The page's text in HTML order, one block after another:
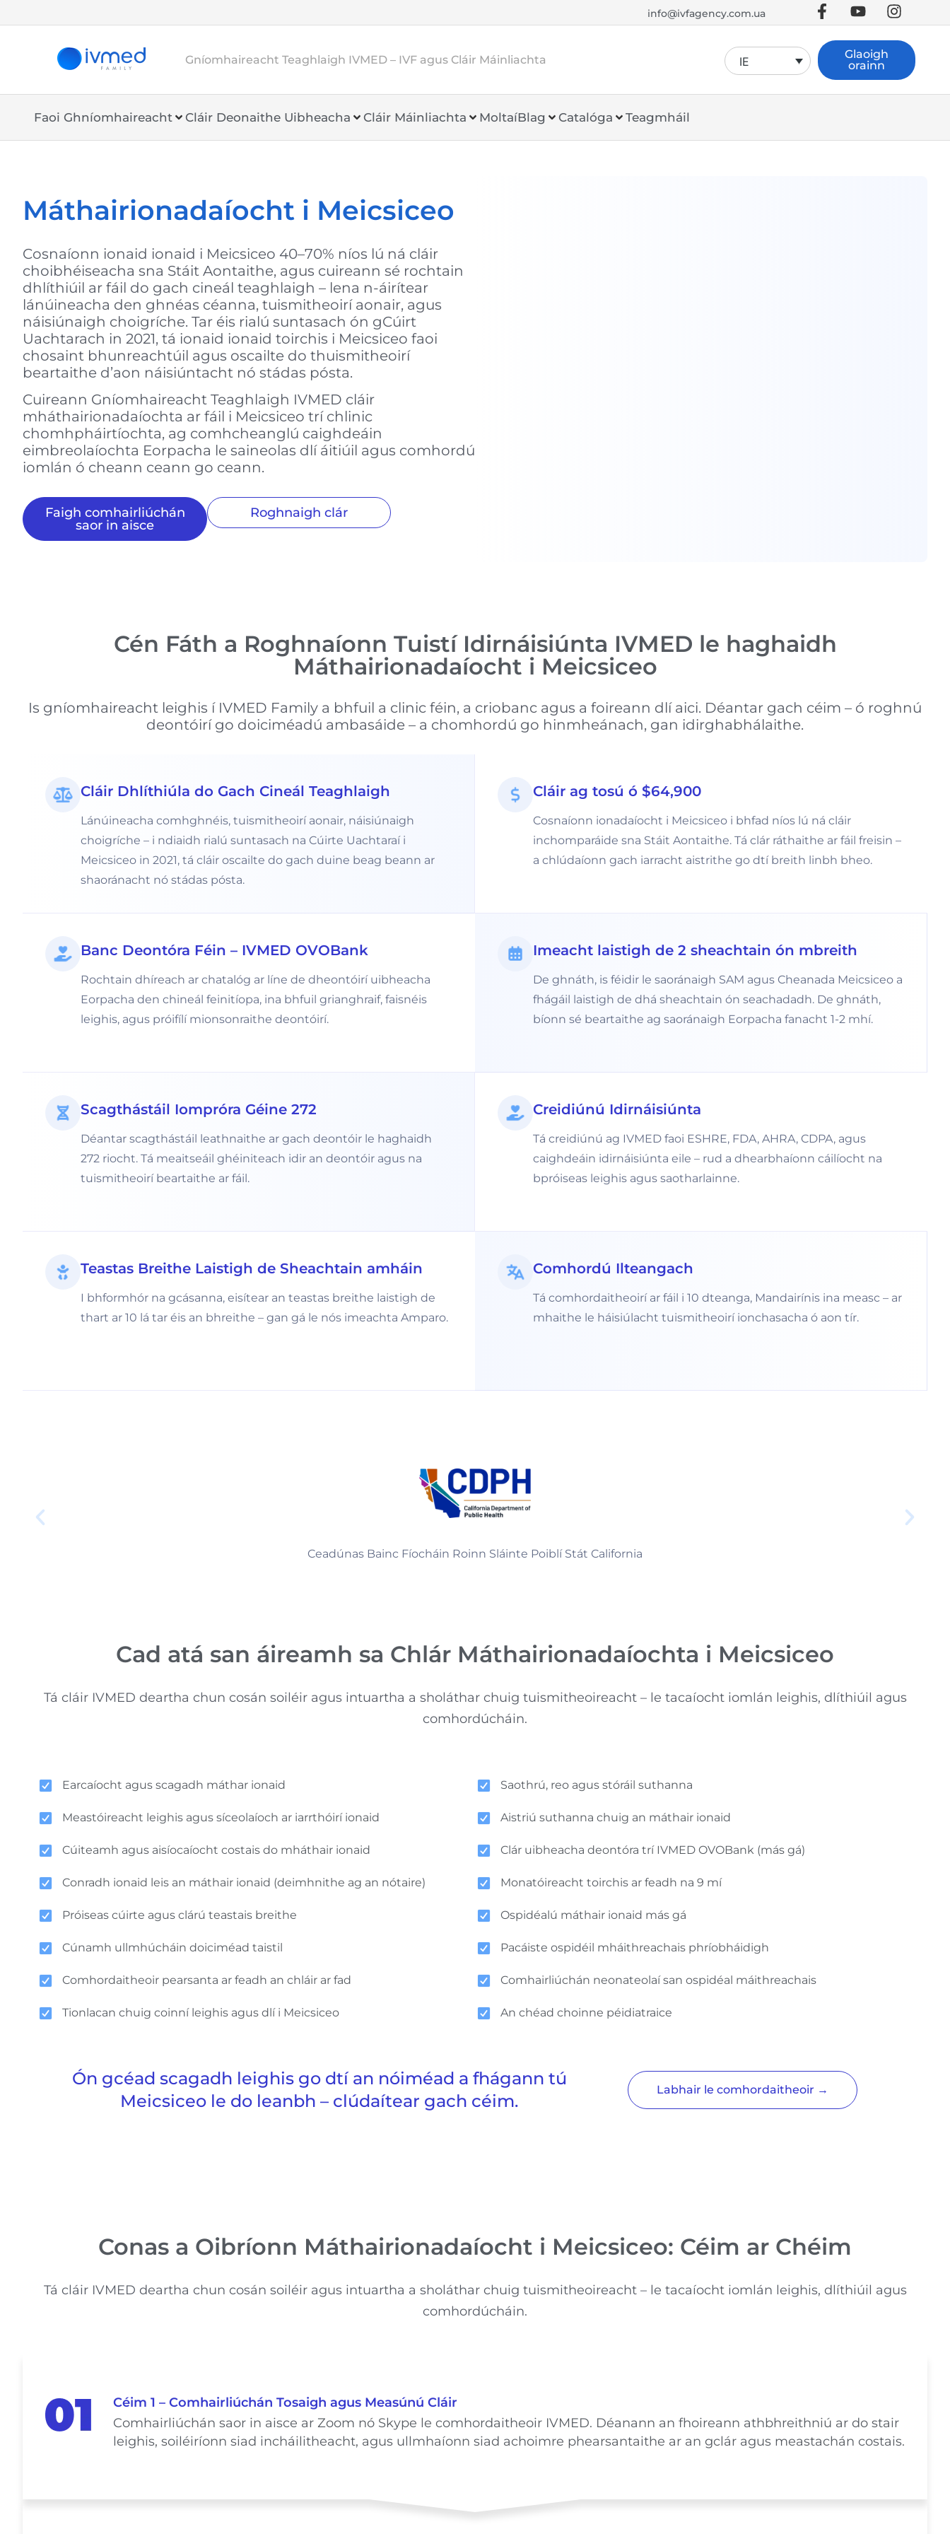
info@ivfagency.com.ua
Gníomhaireacht Teaghlaigh IVMED – IVF agus Cláir Máinliachta IE
Glaoigh
orainn
Faoi Ghníomhaireacht Cláir Deonaithe Uibheacha Cláir Máinliachta MoltaíBlag Catalóga Teagmháil
Máthairionadaíocht i Meicsiceo
Cosnaíonn ionaid ionaid i Meicsiceo 40–70% níos lú ná cláir
choibhéiseacha sna Stáit Aontaithe, agus cuireann sé rochtain
dhlíthiúil ar fáil do gach cineál teaghlaigh – lena n-áirítear
lánúineacha den ghnéas céanna, tuismitheoirí aonair, agus
náisiúnaigh choigríche. Tar éis rialú suntasach ón gCúirt
Uachtarach in 2021, tá ionaid ionaid toirchis i Meicsiceo faoi
chosaint bhunreachtúil agus oscailte do thuismitheoirí
beartaithe d’aon náisiúntacht nó stádas pósta.
Cuireann Gníomhaireacht Teaghlaigh IVMED cláir
mháthairionadaíochta ar fáil i Meicsiceo trí chlinic
chomhpháirtíochta, ag comhcheanglú caighdeáin
eimbreolaíochta Eorpacha le saineolas dlí áitiúil agus comhordú
iomlán ó cheann ceann go ceann.
Faigh comhairliúchán
saor in aisce
Roghnaigh clár
Cén Fáth a Roghnaíonn Tuistí Idirnáisiúnta IVMED le haghaidh
Máthairionadaíocht i Meicsiceo
Is gníomhaireacht leighis í IVMED Family a bhfuil a clinic féin, a criobanc agus a foireann dlí aici. Déantar gach céim – ó roghnú
deontóirí go doiciméadú ambasáide – a chomhordú go hinmheánach, gan idirghabhálaithe.
Cláir Dhlíthiúla do Gach Cineál Teaghlaigh
Lánúineacha comhghnéis, tuismitheoirí aonair, náisiúnaigh
choigríche – i ndiaidh rialú suntasach na Cúirte Uachtaraí i
Meicsiceo in 2021, tá cláir oscailte do gach duine beag beann ar
shaoránacht nó stádas pósta.
Cláir ag tosú ó $64,900
Cosnaíonn ionadaíocht i Meicsiceo i bhfad níos lú ná cláir
inchomparáide sna Stáit Aontaithe. Tá clár ráthaithe ar fáil freisin –
a chlúdaíonn gach iarracht aistrithe go dtí breith linbh bheo.
Banc Deontóra Féin – IVMED OVOBank
Rochtain dhíreach ar chatalóg ar líne de dheontóirí uibheacha
Eorpacha den chineál feinitíopa, ina bhfuil grianghraif, faisnéis
leighis, agus próifílí mionsonraithe deontóirí.
Imeacht laistigh de 2 sheachtain ón mbreith
De ghnáth, is féidir le saoránaigh SAM agus Cheanada Meicsiceo a
fhágáil laistigh de dhá sheachtain ón seachadadh. De ghnáth,
bíonn sé beartaithe ag saoránaigh Eorpacha fanacht 1-2 mhí.
Scagthástáil Iompróra Géine 272
Déantar scagthástáil leathnaithe ar gach deontóir le haghaidh
272 riocht. Tá meaitseáil ghéiniteach idir an deontóir agus na
tuismitheoirí beartaithe ar fáil.
Creidiúnú Idirnáisiúnta
Tá creidiúnú ag IVMED faoi ESHRE, FDA, AHRA, CDPA, agus
caighdeáin idirnáisiúnta eile – rud a dhearbhaíonn cáilíocht na
bpróiseas leighis agus saotharlainne.
Teastas Breithe Laistigh de Sheachtain amháin
I bhformhór na gcásanna, eisítear an teastas breithe laistigh de
thart ar 10 lá tar éis an bhreithe – gan gá le nós imeachta Amparo.
Comhordú Ilteangach
Tá comhordaitheoirí ar fáil i 10 dteanga, Mandairínis ina measc – ar
mhaithe le háisiúlacht tuismitheoirí ionchasacha ó aon tír.
Ceadúnas Bainc Fíocháin Roinn Sláinte Poiblí Stát California
Cad atá san áireamh sa Chlár Máthairionadaíochta i Meicsiceo
Tá cláir IVMED deartha chun cosán soiléir agus intuartha a sholáthar chuig tuismitheoireacht – le tacaíocht iomlán leighis, dlíthiúil agus
comhordúcháin.
Earcaíocht agus scagadh máthar ionaid
Meastóireacht leighis agus síceolaíoch ar iarrthóirí ionaid
Cúiteamh agus aisíocaíocht costais do mháthair ionaid
Conradh ionaid leis an máthair ionaid (deimhnithe ag an nótaire)
Próiseas cúirte agus clárú teastais breithe
Cúnamh ullmhúcháin doiciméad taistil
Comhordaitheoir pearsanta ar feadh an chláir ar fad
Tionlacan chuig coinní leighis agus dlí i Meicsiceo
Saothrú, reo agus stóráil suthanna
Aistriú suthanna chuig an máthair ionaid
Clár uibheacha deontóra trí IVMED OVOBank (más gá)
Monatóireacht toirchis ar feadh na 9 mí
Ospidéalú máthair ionaid más gá
Pacáiste ospidéil mháithreachais phríobháidigh
Comhairliúchán neonateolaí san ospidéal máithreachais
An chéad choinne péidiatraice
Ón gcéad scagadh leighis go dtí an nóiméad a fhágann tú
Meicsiceo le do leanbh – clúdaítear gach céim.
Labhair le comhordaitheoir →
Conas a Oibríonn Máthairionadaíocht i Meicsiceo: Céim ar Chéim
Tá cláir IVMED deartha chun cosán soiléir agus intuartha a sholáthar chuig tuismitheoireacht – le tacaíocht iomlán leighis, dlíthiúil agus
comhordúcháin.
Céim 1 – Comhairliúchán Tosaigh agus Measúnú Cláir
Comhairliúchán saor in aisce ar Zoom nó Skype le comhordaitheoir IVMED. Déanann an fhoireann athbhreithniú ar do stair
leighis, soiléiríonn siad incháilitheacht, agus ullmhaíonn siad achoimre phearsantaithe ar an gclár agus meastachán costais.